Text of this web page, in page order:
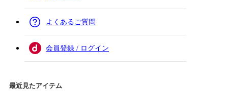
よくあるご質問
会員登録 / ログイン
最近見たアイテム